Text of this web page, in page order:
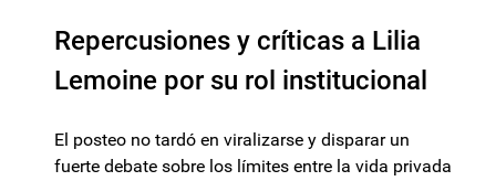
Repercusiones y críticas a Lilia
Lemoine por su rol institucional
El posteo no tardó en viralizarse y disparar un
fuerte debate sobre los límites entre la vida privada